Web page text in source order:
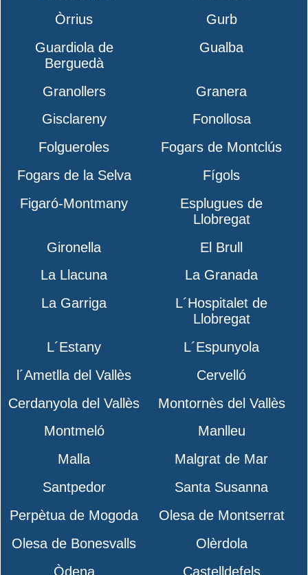
Òrrius
Gurb
Guardiola de
Berguedà
Gualba
Granollers
Granera
Gisclareny
Fonollosa
Folgueroles
Fogars de Montclús
Fogars de la Selva
Fígols
Figaró-Montmany
Esplugues de
Llobregat
Gironella
El Brull
La Llacuna
La Granada
La Garriga
L´Hospitalet de
Llobregat
L´Estany
L´Espunyola
l´Ametlla del Vallès
Cervelló
Cerdanyola del Vallès
Montornès del Vallès
Montmeló
Manlleu
Malla
Malgrat de Mar
Santpedor
Santa Susanna
Perpètua de Mogoda
Olesa de Montserrat
Olesa de Bonesvalls
Olèrdola
Òdena
Castelldefels